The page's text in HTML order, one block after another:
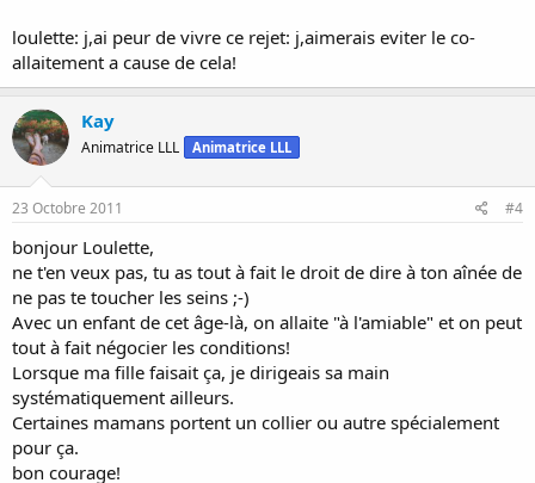
loulette: j,ai peur de vivre ce rejet: j,aimerais eviter le co-
allaitement a cause de cela!
Kay
Animatrice LLL Animatrice LLL
23 Octobre 2011 #4
bonjour Loulette,
ne t'en veux pas, tu as tout à fait le droit de dire à ton aînée de
ne pas te toucher les seins ;-)
Avec un enfant de cet âge-là, on allaite "à l'amiable" et on peut
tout à fait négocier les conditions!
Lorsque ma fille faisait ça, je dirigeais sa main
systématiquement ailleurs.
Certaines mamans portent un collier ou autre spécialement
pour ça.
bon courage!